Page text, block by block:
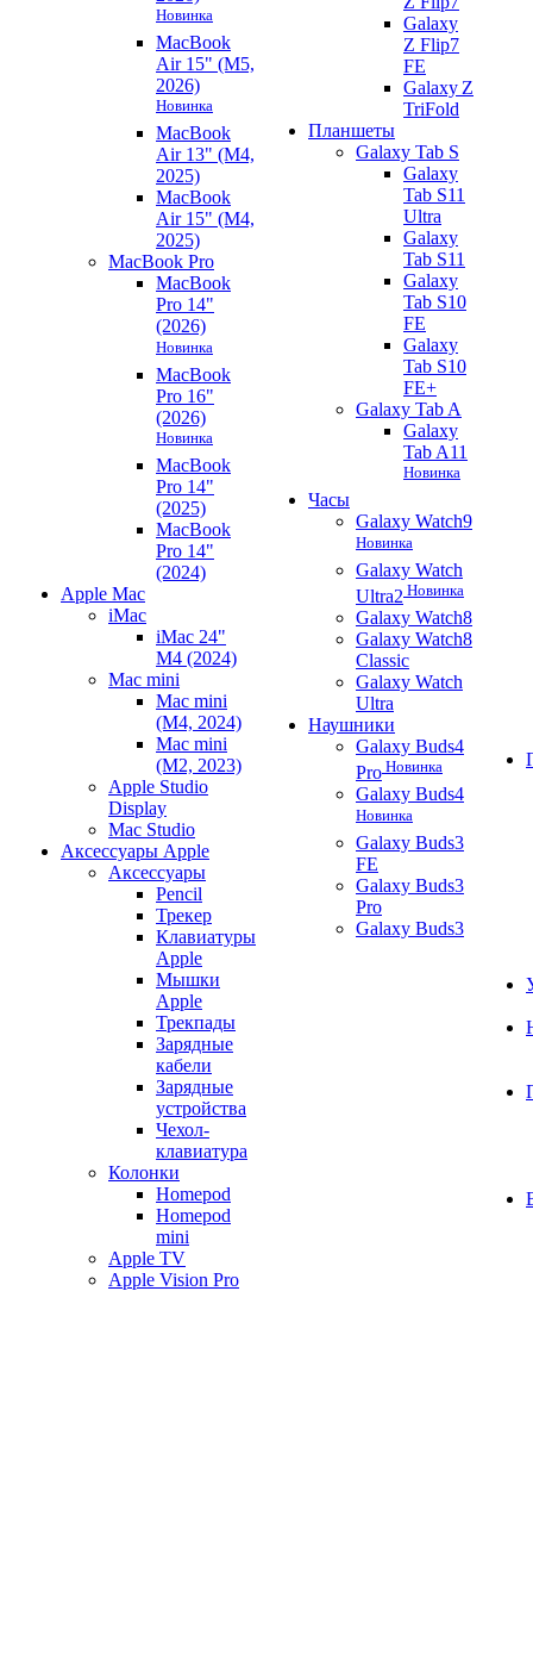
Новинка
MacBook
Air 15" (M5,
2026)
Новинка
MacBook
Air 13" (M4,
2025)
MacBook
Air 15" (M4,
2025)
MacBook Pro
MacBook
Pro 14"
(2026)
Новинка
MacBook
Pro 16"
(2026)
Новинка
MacBook
Pro 14"
(2025)
MacBook
Pro 14"
(2024)
Apple Mac
iMac
iMac 24"
M4 (2024)
Mac mini
Mac mini
(M4, 2024)
Mac mini
(M2, 2023)
Apple Studio
Display
Mac Studio
Аксессуары Apple
Аксессуары
Pencil
Трекер
Клавиатуры
Apple
Мышки
Apple
Трекпады
Зарядные
кабели
Зарядные
устройства
Чехол-
клавиатура
Колонки
Homepod
Homepod
mini
Apple TV
Apple Vision Pro
Galaxy
Z Flip7
FE
Galaxy Z
TriFold
Планшеты
Galaxy Tab S
Galaxy
Tab S11
Ultra
Galaxy
Tab S11
Galaxy
Tab S10
FE
Galaxy
Tab S10
FE+
Galaxy Tab A
Galaxy
Tab A11
Новинка
Часы
Galaxy Watch9
Новинка
Galaxy Watch
Ultra2 Новинка
Galaxy Watch8
Galaxy Watch8
Classic
Galaxy Watch
Ultra
Наушники
Galaxy Buds4
Pro Новинка
Galaxy Buds4
Новинка
Galaxy Buds3
FE
Galaxy Buds3
Pro
Galaxy Buds3